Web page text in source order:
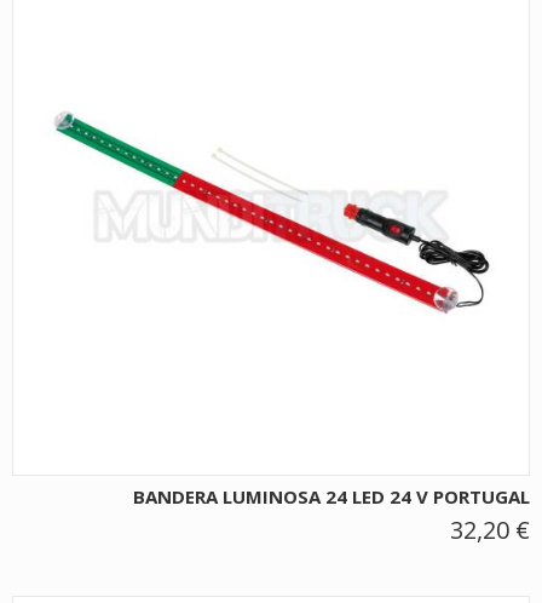
BANDERA LUMINOSA 24 LED 24 V PORTUGAL
32,20 €